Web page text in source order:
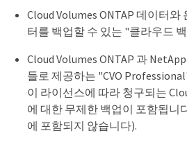
Cloud Volumes ONTAP 데이터와
터를 백업할 수 있는 "클라우드
Cloud Volumes ONTAP 과
들로 제공하는 "CVO
이 라이선스에 따라 청구되는
에 대한 무제한 백업이 포함됩니
에 포함되지 않습니다).